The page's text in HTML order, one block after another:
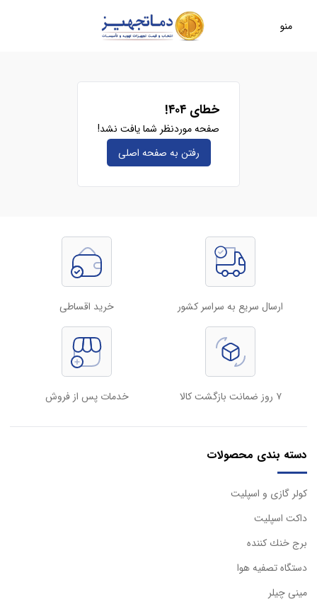
منو
خطای ۴۰۴!
صفحه موردنظر شما یافت نشد!
رفتن به صفحه‌ اصلی
ارسال سریع به سراسر کشور خرید اقساطی
۷ روز ضمانت بازگشت کالا خدمات پس از فروش
دسته بندی محصولات
كولر گازی و اسپليت
داكت اسپليت
برج خنك كننده
دستگاه تصفيه هوا
مینی چیلر